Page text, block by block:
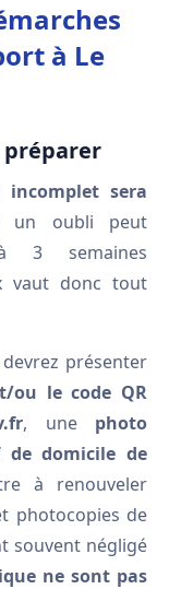
à Le
préparer
incomplet sera
oubli peut
3 semaines
vaut donc tout
présenter
ou le code QR
, une photo
de domicile de
à renouveler
photocopies de
souvent négligé
ne sont pas